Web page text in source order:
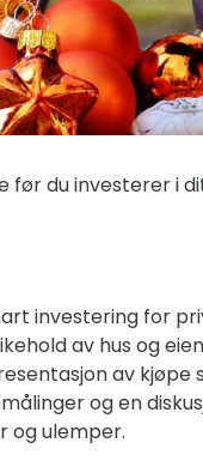
før du investerer i
investering for
av hus og
av
og en
og ulemper.